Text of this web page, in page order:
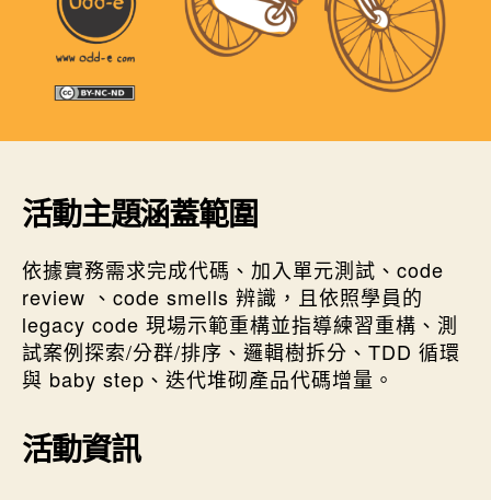
活動主題涵蓋範圍
依據實務需求完成代碼、加入單元測試、code
review 、code smells 辨識，且依照學員的
legacy code 現場示範重構並指導練習重構、測
試案例探索/分群/排序、邏輯樹拆分、TDD 循環
與 baby step、迭代堆砌產品代碼增量。
活動資訊